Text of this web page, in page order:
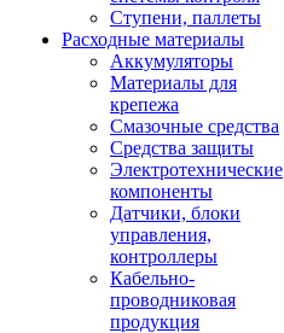
Ступени, паллеты
Расходные материалы
Аккумуляторы
Материалы для
крепежа
Смазочные средства
Средства защиты
Электротехнические
компоненты
Датчики, блоки
управления,
контроллеры
Кабельно-
проводниковая
продукция